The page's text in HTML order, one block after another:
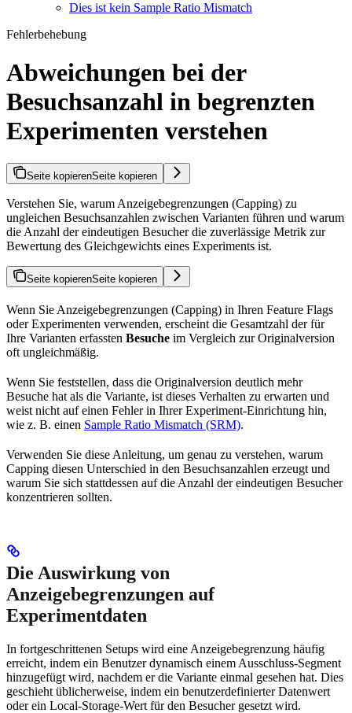
Dies ist kein Sample Ratio Mismatch
Fehlerbehebung
Abweichungen bei der
Besuchsanzahl in begrenzten
Experimenten verstehen
Seite kopierenSeite kopieren
Verstehen Sie, warum Anzeigebegrenzungen (Capping) zu
ungleichen Besuchsanzahlen zwischen Varianten führen und warum
die Anzahl der eindeutigen Besucher die zuverlässige Metrik zur
Bewertung des Gleichgewichts eines Experiments ist.
Seite kopierenSeite kopieren
Wenn Sie Anzeigebegrenzungen (Capping) in Ihren Feature Flags
oder Experimenten verwenden, erscheint die Gesamtzahl der für
Ihre Varianten erfassten Besuche im Vergleich zur Originalversion
oft ungleichmäßig.
Wenn Sie feststellen, dass die Originalversion deutlich mehr
Besuche hat als die Variante, ist dieses Verhalten zu erwarten und
weist nicht auf einen Fehler in Ihrer Experiment-Einrichtung hin,
wie z. B. einen Sample Ratio Mismatch (SRM).
Verwenden Sie diese Anleitung, um genau zu verstehen, warum
Capping diesen Unterschied in den Besuchsanzahlen erzeugt und
warum Sie sich stattdessen auf die Anzahl der eindeutigen Besucher
konzentrieren sollten.
Die Auswirkung von
Anzeigebegrenzungen auf
Experimentdaten
In fortgeschrittenen Setups wird eine Anzeigebegrenzung häufig
erreicht, indem ein Benutzer dynamisch einem Ausschluss-Segment
hinzugefügt wird, nachdem er die Variante einmal gesehen hat. Dies
geschieht üblicherweise, indem ein benutzerdefinierter Datenwert
oder ein Local-Storage-Wert für den Besucher gesetzt wird.